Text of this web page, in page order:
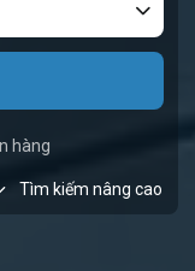
hàng
Tìm kiếm nâng cao